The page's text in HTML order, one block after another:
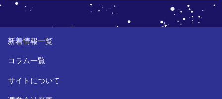
新着情報一覧
コラム一覧
サイトについて